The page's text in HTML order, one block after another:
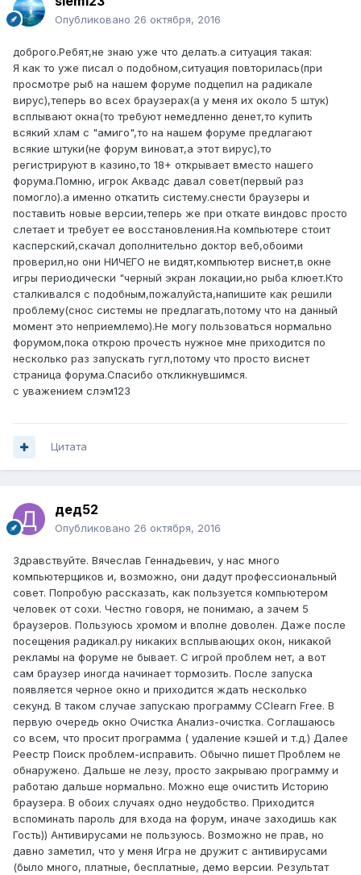
Опубликовано 26 октября, 2016
доброго.Ребят,не знаю уже что делать.а ситуация такая:
Я как то уже писал о подобном,ситуация повторилась(при
просмотре рыб на нашем форуме подцепил на радикале
вирус),теперь во всех браузерах(а у меня их около 5 штук)
всплывают окна(то требуют немедленно денет,то купить
всякий хлам с "амиго",то на нашем форуме предлагают
всякие штуки(не форум виноват,а этот вирус),то
регистрируют в казино,то 18+ открывает вместо нашего
форума.Помню, игрок Аквадс давал совет(первый раз
помогло).а именно откатить систему.снести браузеры и
поставить новые версии,теперь же при откате виндовс просто
слетает и требует ее восстановления.На компьютере стоит
касперский,скачал дополнительно доктор веб,обоими
проверил,но они НИЧЕГО не видят,компьютер виснет,в окне
игры периодически "черный экран локации,но рыба клюет.Кто
сталкивался с подобным,пожалуйста,напишите как решили
проблему(снос системы не предлагать,потому что на данный
момент это неприемлемо).Не могу пользоваться нормально
форумом,пока открою прочесть нужное мне приходится по
несколько раз запускать гугл,потому что просто виснет
страница форума.Спасибо откликнувшимся.
с уважением слэм123
Цитата
дед52
Опубликовано 26 октября, 2016
Здравствуйте. Вячеслав Геннадьевич, у нас много
компьютерщиков и, возможно, они дадут профессиональный
совет. Попробую рассказать, как пользуется компьютером
человек от сохи. Честно говоря, не понимаю, а зачем 5
браузеров. Пользуюсь хромом и вполне доволен. Даже после
посещения радикал.ру никаких всплывающих окон, никакой
рекламы на форуме не бывает. С игрой проблем нет, а вот
сам браузер иногда начинает тормозить. После запуска
появляется черное окно и приходится ждать несколько
секунд. В таком случае запускаю программу CClearn Free. В
первую очередь окно Очистка Анализ-очистка. Соглашаюсь
со всем, что просит программа ( удаление кэшей и т.д.) Далее
Реестр Поиск проблем-исправить. Обычно пишет Проблем не
обнаружено. Дальше не лезу, просто закрываю программу и
работаю дальше нормально. Можно еще очистить Историю
браузера. В обоих случаях одно неудобство. Приходится
вспоминать пароль для входа на форум, иначе заходишь как
Гость)) Антивирусами не пользуюсь. Возможно не прав, но
давно заметил, что у меня Игра не дружит с антивирусами
(было много, платные, бесплатные, демо версии. Результат